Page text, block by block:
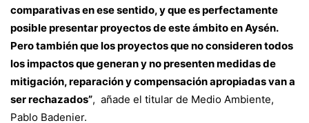
comparativas en ese sentido, y que es perfectamente
posible presentar proyectos de este ámbito en Aysén.
Pero también que los proyectos que no consideren todos
los impactos que generan y no presenten medidas de
mitigación, reparación y compensación apropiadas van a
ser rechazados”, añade el titular de Medio Ambiente,
Pablo Badenier.